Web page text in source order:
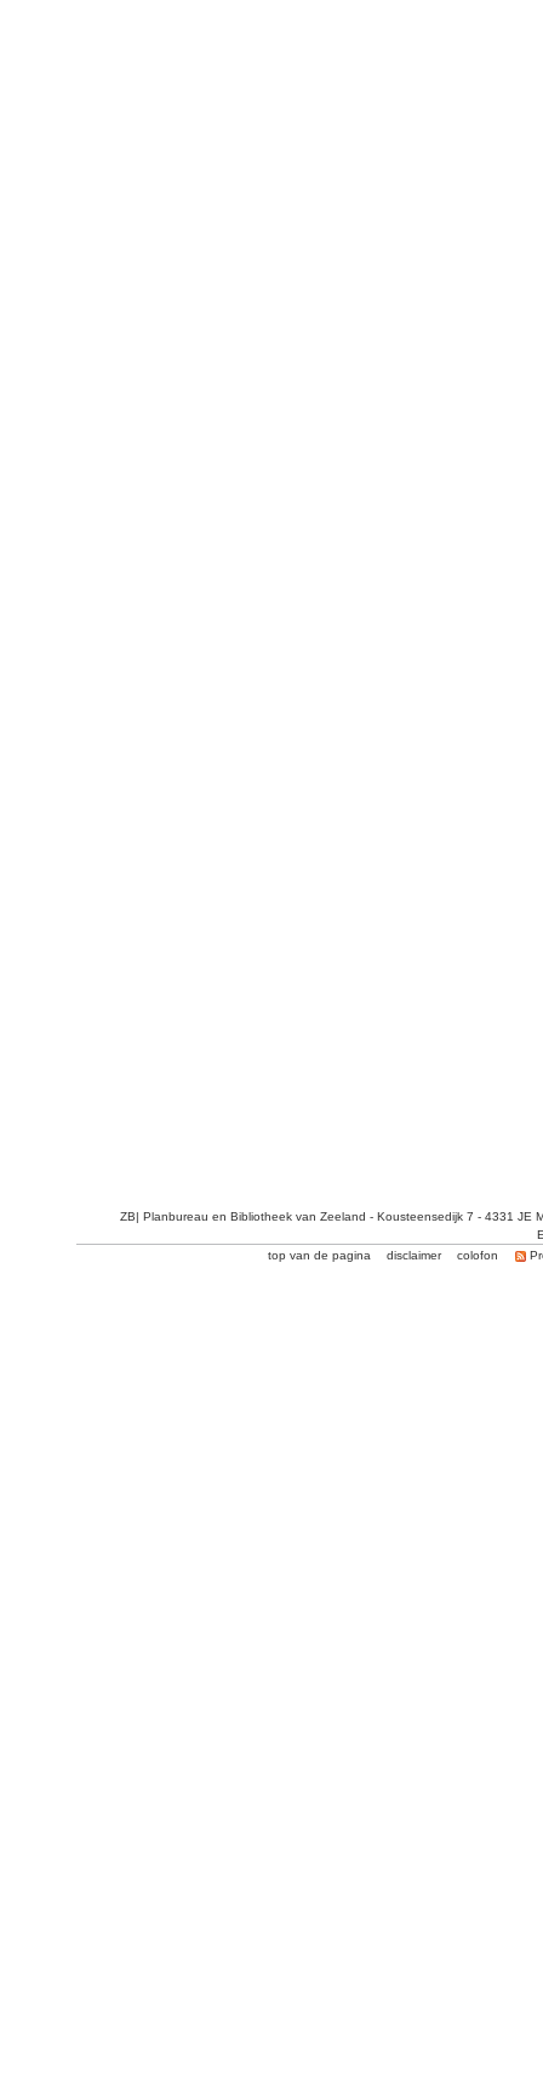
ZB| Planbureau en Bibliotheek van Zeeland - Kousteensedijk 7 - 4331 JE
top van de pagina
disclaimer colofon